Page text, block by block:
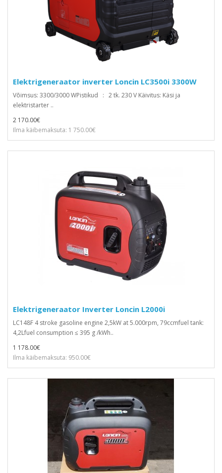
Elektrigeneraator inverter Loncin LC3500i 3300W
Võimsus: 3300/3000 WPistikud : 2 tk. 230 V Käivitus: Käsi ja
elektristarter ..
2 170.00€
Ilma käibemaksuta: 1 750.00€
Elektrigeneraator Inverter Loncin L2000i
LC148F 4 stroke gasoline engine 2,5kW at 5.000rpm, 79ccmfuel tank:
4,2Lfuel consumption ≤ 395 g /kWh..
1 178.00€
Ilma käibemaksuta: 950.00€